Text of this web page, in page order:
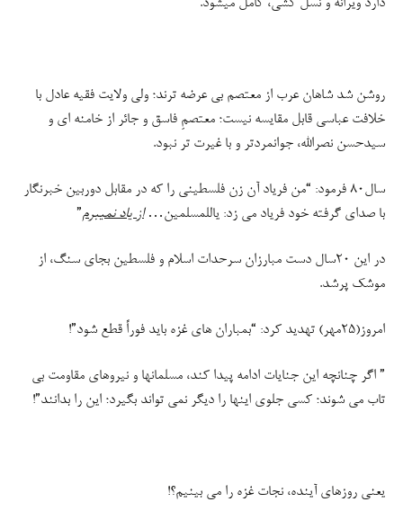
دارد ویرانه و نسل کشی، کامل میشود.
روشن شد شاهان عرب از معتصم بی عرضه ترند؛ ولی ولایت فقیه عادل با
خلافت عباسی قابل مقایسه نیست؛ معتصمِ فاسق و جائر از خامنه ای و
سیدحسن نصرالله، جوانمردتر و با غیرت تر نبود.
سال۸۰ فرمود: “من فریاد آن زن فلسطینی را که در مقابل دوربین خبرنگار
با صدای گرفته خود فریاد می زد: یاللمسلمین…از یاد نمیبرم”
در این ۲۰سال دست مبارزان سرحدات اسلام و فلسطین بجای سنگ، از
موشک پرشد.
امروز(۲۵مهر) تهدید کرد: “بمباران های غزه باید فوراً قطع شود”!
” اگر چنانچه این جنایات ادامه پیدا کند، مسلمانها و نیروهای مقاومت بی
تاب می شوند؛ کسی جلوی اینها را دیگر نمی تواند بگیرد؛ این را بدانند”!
یعنی روزهای آینده، نجات غزه را می بینیم؟!